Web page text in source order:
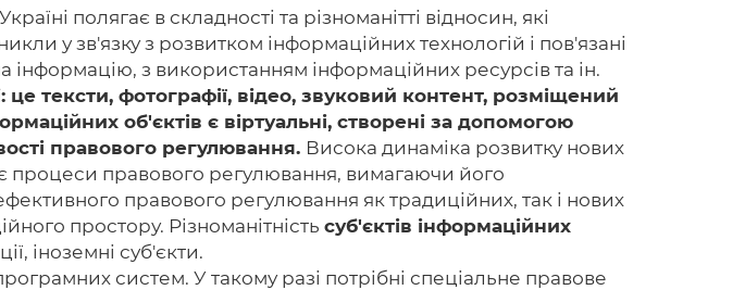
полягає в складності та різноманітті відносин, які
у зв'язку з розвитком інформаційних технологій і пов'язані
інформацію, з використанням інформаційних ресурсів та ін.
тексти, фотографії, відео, звуковий контент, розміщений
об'єктів є віртуальні, створені за допомогою
правового регулювання. Висока динаміка розвитку нових
процеси правового регулювання, вимагаючи його
правового регулювання як традиційних, так і нових
простору. Різноманітність суб'єктів інформаційних
іноземні суб'єкти.
систем. У такому разі потрібні спеціальне правове
097 802 02 99
Головна
Авторам
Умови